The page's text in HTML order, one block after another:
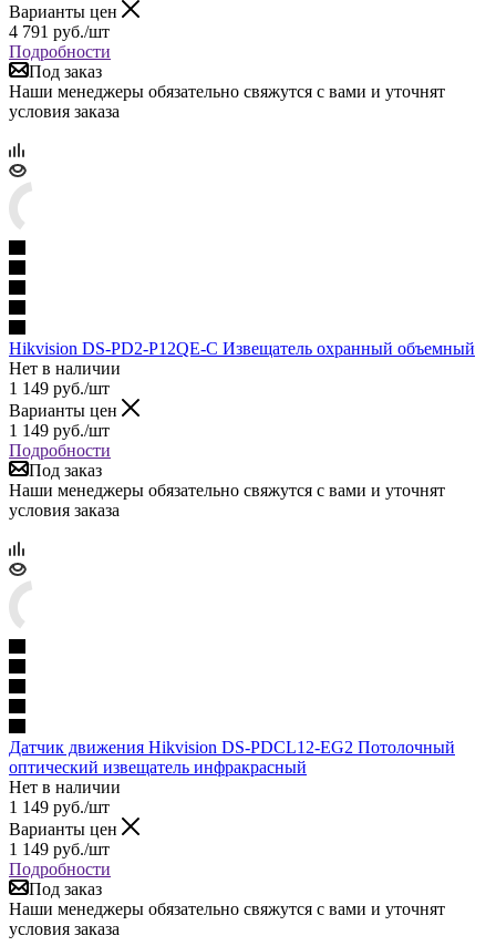
Варианты цен
4 791 руб./шт
Подробности
Под заказ
Наши менеджеры обязательно свяжутся с вами и уточнят
условия заказа
Hikvision DS-PD2-P12QE-C Извещатель охранный объемный
Нет в наличии
1 149 руб./шт
Варианты цен
1 149 руб./шт
Подробности
Под заказ
Наши менеджеры обязательно свяжутся с вами и уточнят
условия заказа
Датчик движения Hikvision DS-PDCL12-EG2 Потолочный
оптический извещатель инфракрасный
Нет в наличии
1 149 руб./шт
Варианты цен
1 149 руб./шт
Подробности
Под заказ
Наши менеджеры обязательно свяжутся с вами и уточнят
условия заказа